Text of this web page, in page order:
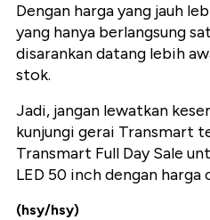
Dengan harga yang jauh
yang hanya berlangsung
disarankan datang lebih
stok.
Jadi, jangan lewatkan
kunjungi gerai Transmart
Transmart Full Day Sale
LED 50 inch dengan harga
(hsy/hsy)